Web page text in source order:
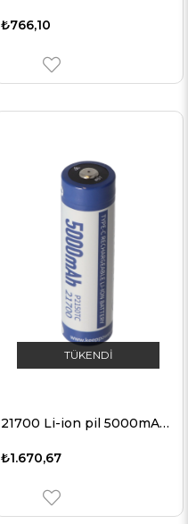
₺766,10
TÜKENDI
21700 Li-ion pil 5000mAh Li-ion 3.7V - 3.6V 76,2x21.4mm, PCB korumalı, USB-C şarj seçeneği dahil P2150TC
₺1.670,67